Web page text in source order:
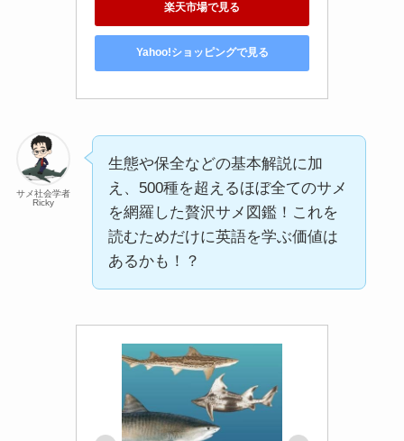
楽天市場で見る
Yahoo!ショッピングで見る
サメ社会学者
Ricky
生態や保全などの基本解説に加
え、500種を超えるほぼ全てのサメ
を網羅した贅沢サメ図鑑！これを
読むためだけに英語を学ぶ価値は
あるかも！？